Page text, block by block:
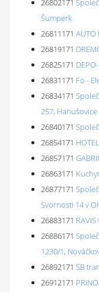
26802171
Šumperk
26811171 AUTO
26819171
26825171
26831171 Fo -
26834171
257, Hanušovice
26840171
26854171
26857171
26863171
26877171
Svornosti 14 v
26883171
26886171
1230/1,
26892171 SB
26912171